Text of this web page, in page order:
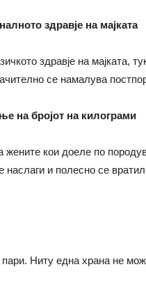
здравје на мајката
здравје на мајката,
се намалува
на бројот на килограми
кои доеле по
наслаги и полесно се
Ниту една храна не